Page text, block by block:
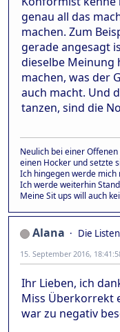
genau all das
machen. Zum
gerade angesagt
dieselbe Meinung
machen, was der
auch macht. Und
tanzen, sind die
Neulich bei einer
einen Hocker und setzte
Ich hingegen werde mich
Ich werde weiterhin
Meine Sit ups will auch
Alana Die
15. September 2016,
Ihr Lieben, ich
Miss Überkorrekt
war zu negativ